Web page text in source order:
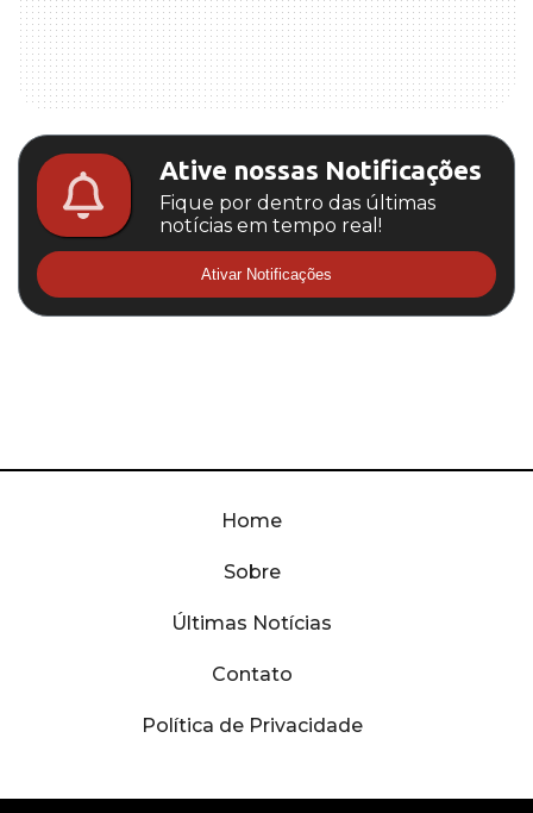
Ative nossas Notificações
Fique por dentro das últimas
notícias em tempo real!
Ativar Notificações
Home
Sobre
Últimas Notícias
Contato
Política de Privacidade